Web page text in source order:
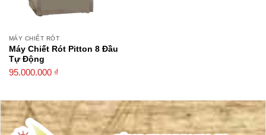
MÁY CHIẾT RÓT
Máy Chiết Rót Pitton 8 Đầu
Tự Động
95.000.000 ₫